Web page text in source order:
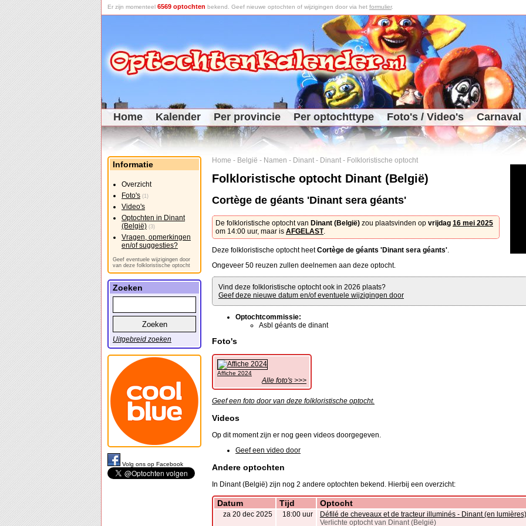
Er zijn momenteel 6569 optochten bekend. Geef nieuwe optochten of wijzigingen door via het formulier.
Home Kalender Per provincie Per optochttype Foto's / Video's Carnaval
Home - België - Namen - Dinant - Dinant - Folkloristische optocht
Folkloristische optocht Dinant (België)
Cortège de géants 'Dinant sera géants'
De folkloristische optocht van Dinant (België) zou plaatsvinden op vrijdag 16 mei 2025
om 14:00 uur, maar is AFGELAST.
Deze folkloristische optocht heetCortège de géants 'Dinant sera géants'.
Ongeveer 50 reuzen zullen deelnemen aan deze optocht.
Vind deze folkloristische optocht ook in 2026 plaats?
Geef deze nieuwe datum en/of eventuele wijzigingen door
Optochtcommissie:
Asbl géants de dinant
Foto's
Affiche 2024
Alle foto's >>>
Geef een foto door van deze folkloristische optocht.
Videos
Op dit moment zijn er nog geen videos doorgegeven.
Geef een video door
Andere optochten
In Dinant (België) zijn nog 2 andere optochten bekend. Hierbij een overzicht:
Datum Tijd Optocht
za 20 dec 2025 18:00 uur
Défilé de cheveaux et de tracteur illuminés - Dinant (en lumières)
Verlichte optocht van Dinant (België)
Informatie
Overzicht
Foto's (1)
Video's
Optochten in Dinant
(België) (3)
Vragen, opmerkingen
en/of suggesties?
Geef eventuele wijzigingen door
van deze folkloristische optocht
Zoeken
Uitgebreid zoeken
Volg ons op Facebook